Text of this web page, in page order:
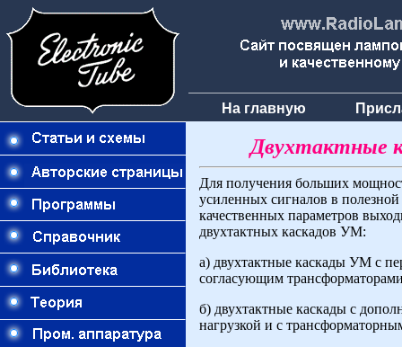
На главную
Двухтактные
Для получения больших
усиленных сигналов в
качественных параметров
двухтактных каскадов УМ:
а) двухтактные каскады УМ с
согласующим
б) двухтактные каскады с
нагрузкой и с